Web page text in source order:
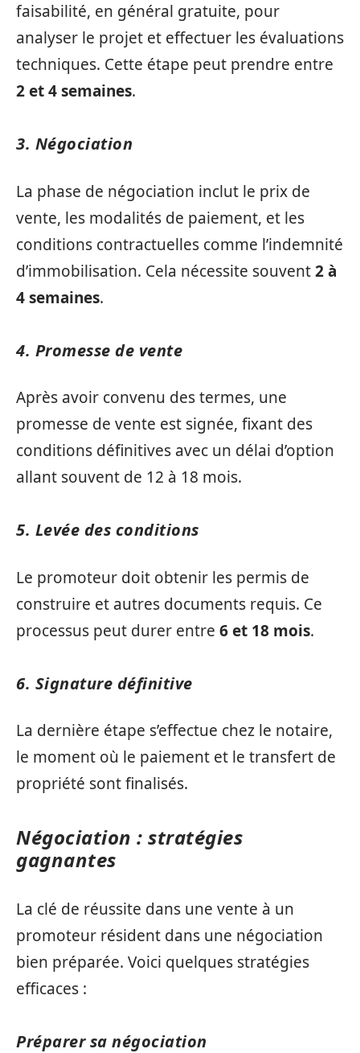
faisabilité, en général gratuite, pour
analyser le projet et effectuer les évaluations
techniques. Cette étape peut prendre entre
2 et 4 semaines.
3. Négociation
La phase de négociation inclut le prix de
vente, les modalités de paiement, et les
conditions contractuelles comme l’indemnité
d’immobilisation. Cela nécessite souvent2 à
4 semaines.
4. Promesse de vente
Après avoir convenu des termes, une
promesse de vente est signée, fixant des
conditions définitives avec un délai d’option
allant souvent de 12 à 18 mois.
5. Levée des conditions
Le promoteur doit obtenir les permis de
construire et autres documents requis. Ce
processus peut durer entre 6 et 18 mois.
6. Signature définitive
La dernière étape s’effectue chez le notaire,
le moment où le paiement et le transfert de
propriété sont finalisés.
Négociation : stratégies
gagnantes
La clé de réussite dans une vente à un
promoteur résident dans une négociation
bien préparée. Voici quelques stratégies
efficaces :
Préparer sa négociation